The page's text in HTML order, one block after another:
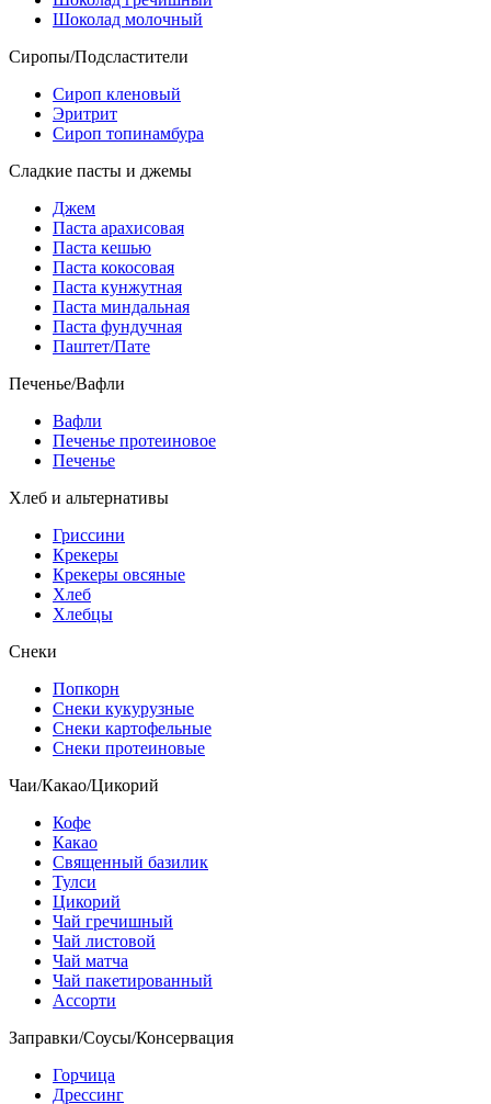
Шоколад молочный
Сиропы/Подсластители
Сироп кленовый
Эритрит
Сироп топинамбура
Сладкие пасты и джемы
Джем
Паста арахисовая
Паста кешью
Паста кокосовая
Паста кунжутная
Паста миндальная
Паста фундучная
Паштет/Пате
Печенье/Вафли
Вафли
Печенье протеиновое
Печенье
Хлеб и альтернативы
Гриссини
Крекеры
Крекеры овсяные
Хлеб
Хлебцы
Снеки
Попкорн
Снеки кукурузные
Снеки картофельные
Снеки протеиновые
Чаи/Какао/Цикорий
Кофе
Какао
Священный базилик
Тулси
Цикорий
Чай гречишный
Чай листовой
Чай матча
Чай пакетированный
Ассорти
Заправки/Соусы/Консервация
Горчица
Дрессинг